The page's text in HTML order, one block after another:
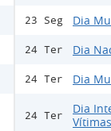
23 Seg Dia
24 Ter Dia
24 Ter Dia
24 Ter
Dia